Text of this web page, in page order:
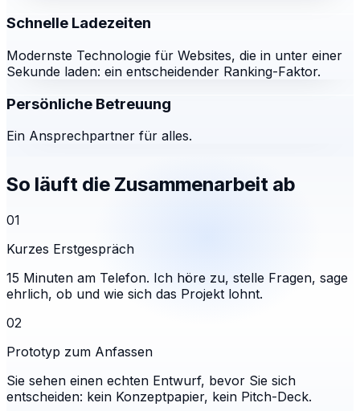
Schnelle Ladezeiten
Modernste Technologie für Websites, die in unter einer
Sekunde laden: ein entscheidender Ranking-Faktor.
Persönliche Betreuung
Ein Ansprechpartner für alles.
So läuft die Zusammenarbeit ab
01
Kurzes Erstgespräch
15 Minuten am Telefon. Ich höre zu, stelle Fragen, sage
ehrlich, ob und wie sich das Projekt lohnt.
02
Prototyp zum Anfassen
Sie sehen einen echten Entwurf, bevor Sie sich
entscheiden: kein Konzeptpapier, kein Pitch-Deck.